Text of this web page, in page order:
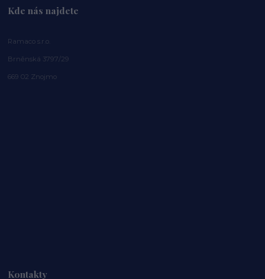
Kde nás najdete
Ramaco s.r.o.
Brněnská 3797/29
669 02 Znojmo
Kontakty